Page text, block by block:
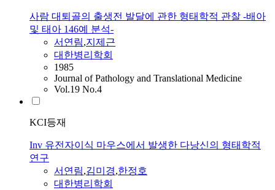
사람 대퇴골의 출생전 발달에 관한 형태학적 관찰 -배아
및 태아 146예 분석-
서연림,지제근
대한병리학회
1985
Journal of Pathology and Translational Medicine
Vol.19 No.4
KCI등재
Inv 유전자이식 마우스에서 발생한 다낭신의 형태학적
연구
서연림,김미경,한정호
대한병리학회